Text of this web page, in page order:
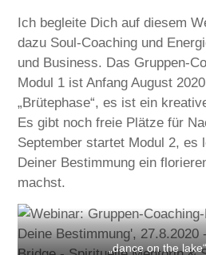
Ich begleite Dich auf diesem
dazu Soul-Coaching und
und Business. Das Gruppen-
Modul 1 ist Anfang August
„Brütephase“, es ist ein
Es gibt noch freie Plätze für
September startet Modul 2, es
Deiner Bestimmung ein
machst.
„dance on the